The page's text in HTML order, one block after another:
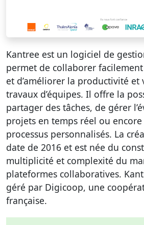
Kantree est un logiciel de
permet de collaborer
et d’améliorer la productivité et
travaux d’équipes. Il offre la
partager des tâches, de gérer
projets en temps réel ou encore
processus personnalisés. La
date de 2016 et est née du
multiplicité et complexité du
plateformes collaboratives.
géré par Digicoop, une
française.